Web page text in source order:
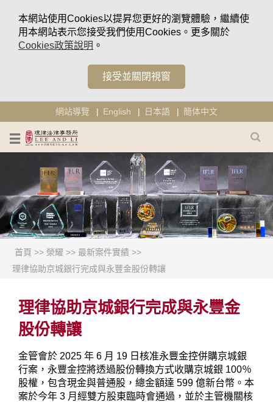
本網站使用Cookies以提昇您更好的瀏覽體驗，繼續使
用本網站表示您接受我們使用Cookies。更多關於
Cookies政策說明 。
接受並關閉視窗
網站導覽 English 日本語 簡体中文
首頁 >> 榮耀 >> 最新案件實績 >>
理律協助京城銀行完成與永豐金股份轉讓
理律協助京城銀行完成與永豐金
股份轉讓
金管會於 2025 年 6 月 19 日核准永豐金控併購京城銀
行案，永豐金控將透過股份轉換方式收購京城銀 100％
股權，包含現金與普通股，總金額達 599 億新台幣。本
案於今年 3 月經雙方股東臨時會通過，並於主管機關核